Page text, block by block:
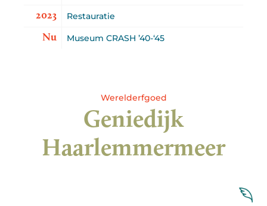
2023 Restauratie
Nu Museum CRASH ’40-‘45
Werelderfgoed
Geniedijk
Haarlemmermeer